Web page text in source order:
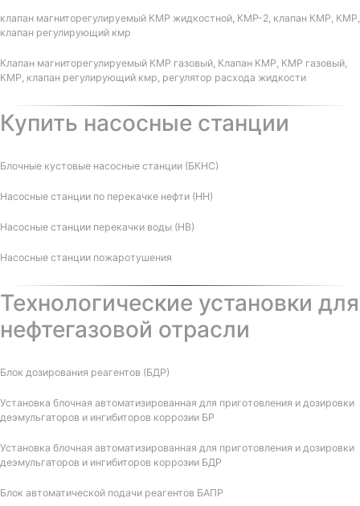
клапан магниторегулируемый КМР жидкостной, КМР-2, клапан КМР, КМР,
клапан регулирующий кмр
Клапан магниторегулируемый КМР газовый, Клапан КМР, КМР газовый,
КМР, клапан регулирующий кмр, регулятор расхода жидкости
Купить насосные станции
Блочные кустовые насосные станции (БКНС)
Насосные станции по перекачке нефти (НН)
Насосные станции перекачки воды (НВ)
Насосные станции пожаротушения
Технологические установки для
нефтегазовой отрасли
Блок дозирования реагентов (БДР)
Установка блочная автоматизированная для приготовления и дозировки
деэмульгаторов и ингибиторов коррозии БР
Установка блочная автоматизированная для приготовления и дозировки
деэмульгаторов и ингибиторов коррозии БДР
Блок автоматической подачи реагентов БАПР